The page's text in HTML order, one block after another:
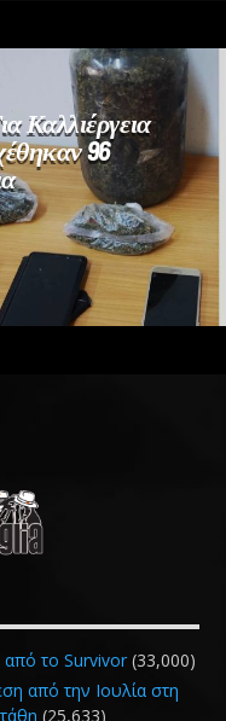
Καλλιέργεια
96
το Survivor (33,000)
από την Ιουλία στη
(25,633)